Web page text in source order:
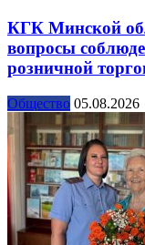
КГК Минской
вопросы
розничной
Общество 05.08.2026